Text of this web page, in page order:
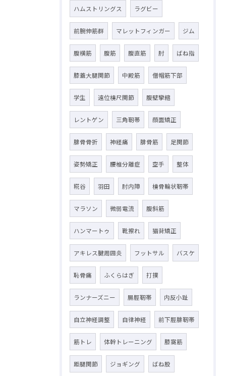
ハムストリングス ラグビー
前腕伸筋群 マレットフィンガー ジム
腹横筋 腹筋 腹直筋 肘 ばね指
膝蓋大腿関節 中殿筋 僧帽筋下部
学生 遠位橈尺関節 腹壁攣縮
レントゲン 三角靭帯 顔面矯正
腓骨骨折 神経痛 腓骨筋 足関節
姿勢矯正 腰椎分離症 空手 整体
糀谷 羽田 肘内障 橈骨輪状靭帯
マラソン 微弱電流 腹斜筋
ハンマートゥ 靴擦れ 猫背矯正
アキレス腱周囲炎 フットサル バスケ
恥骨痛 ふくらはぎ 打撲
ランナーズニー 腸脛靭帯 内反小趾
自立神経調整 自律神経 前下脛腓靭帯
筋トレ 体幹トレーニング 膝窩筋
距腿関節 ジョギング ばね股